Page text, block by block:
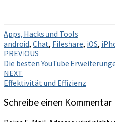
Apps, Hacks und Tools
android, Chat, Fileshare, iOS,
Post
navigation
PREVIOUS
Die besten YouTube
NEXT
Effektivität und Effizienz
Schreibe einen Kommentar